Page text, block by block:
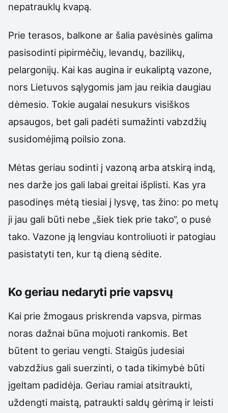
nepatrauklų kvapą.
Prie terasos, balkone ar šalia pavėsinės galima
pasisodinti pipirmėčių, levandų, bazilikų,
pelargonijų. Kai kas augina ir eukaliptą vazone,
nors Lietuvos sąlygomis jam jau reikia daugiau
dėmesio. Tokie augalai nesukurs visiškos
apsaugos, bet gali padėti sumažinti vabzdžių
susidomėjimą poilsio zona.
Mėtas geriau sodinti į vazoną arba atskirą indą,
nes darže jos gali labai greitai išplisti. Kas yra
pasodinęs mėtą tiesiai į lysvę, tas žino: po metų
ji jau gali būti nebe „šiek tiek prie tako“, o pusė
tako. Vazone ją lengviau kontroliuoti ir patogiau
pasistatyti ten, kur tą dieną sėdite.
Ko geriau nedaryti prie vapsvų
Kai prie žmogaus priskrenda vapsva, pirmas
noras dažnai būna mojuoti rankomis. Bet
būtent to geriau vengti. Staigūs judesiai
vabzdžius gali suerzinti, o tada tikimybė būti
įgeltam padidėja. Geriau ramiai atsitraukti,
uždengti maistą, patraukti saldų gėrimą ir leisti